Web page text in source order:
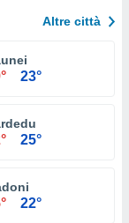
Altre città
23°
25°
22°